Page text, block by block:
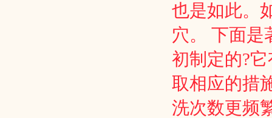
也是如此。
穴。 下面是
初制定的?
取相应的措
洗次数更频